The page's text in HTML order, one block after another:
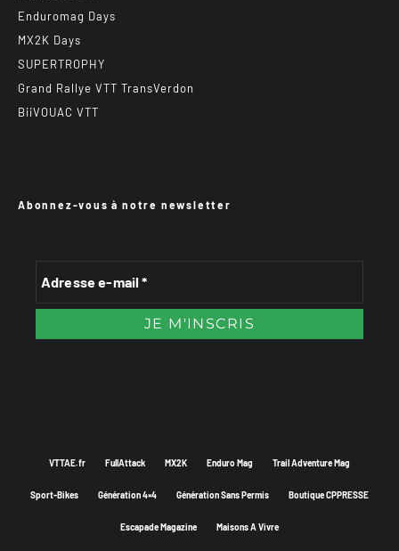
Enduromag Days
MX2K Days
SUPERTROPHY
Grand Rallye VTT TransVerdon
BiiVOUAC VTT
Abonnez-vous à notre newsletter
VTTAE.fr FullAttack MX2K Enduro Mag Trail Adventure Mag
Sport-Bikes Génération 4×4 Génération Sans Permis Boutique CPPRESSE
Escapade Magazine Maisons A Vivre